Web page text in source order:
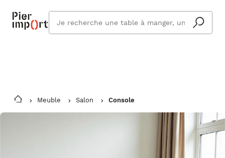
Vous êtes absent ? Pier Import s'adapte
et vous livre à votre retour.
En savoir plus
cherchez
vous ?
Meuble Salon Console